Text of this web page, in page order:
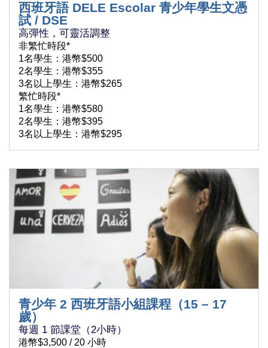
西班牙語 DELE Escolar 青少年學生文憑
試 / DSE
高彈性，可靈活調整
非繁忙時段*
1名學生：港幣$500
2名學生：港幣$355
3名以上學生：港幣$265
繁忙時段*
1名學生：港幣$580
2名學生：港幣$395
3名以上學生：港幣$295
青少年 2 西班牙語小組課程（15 – 17
歲）
每週 1 節課堂（2小時）
港幣$3,500 / 20 小時